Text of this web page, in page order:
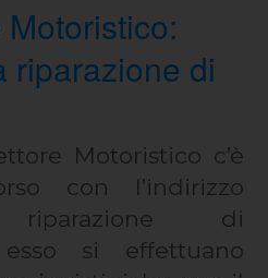
riparazione di
Motoristico c’è
con l’indirizzo
riparazione di
si effettuano